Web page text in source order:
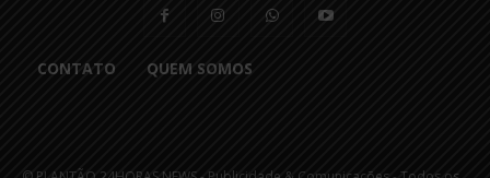
CONTATO QUEM SOMOS